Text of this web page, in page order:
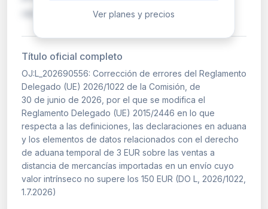
recogidos en el Regl…Ver planes y precios
Título oficial completo
OJ:L_202690556: Corrección de errores del Reglamento
Delegado (UE) 2026/1022 de la Comisión, de
30 de junio de 2026, por el que se modifica el
Reglamento Delegado (UE) 2015/2446 en lo que
respecta a las definiciones, las declaraciones en aduana
y los elementos de datos relacionados con el derecho
de aduana temporal de 3 EUR sobre las ventas a
distancia de mercancías importadas en un envío cuyo
valor intrínseco no supere los 150 EUR (DO L, 2026/1022,
1.7.2026)